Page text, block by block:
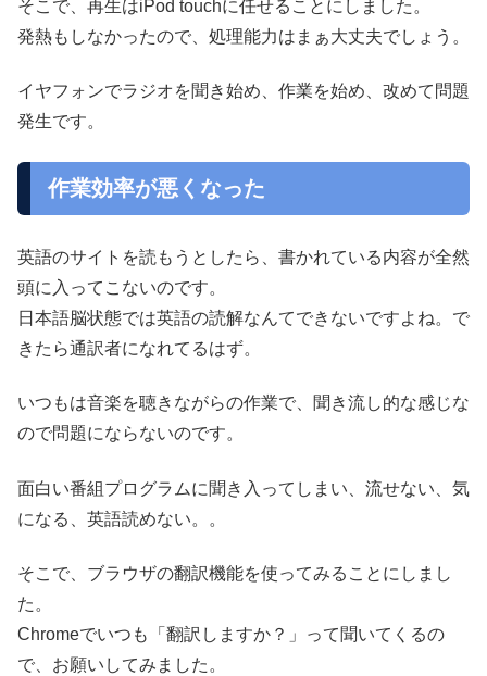
そこで、再生はiPod touchに任せることにしました。
発熱もしなかったので、処理能力はまぁ大丈夫でしょう。
イヤフォンでラジオを聞き始め、作業を始め、改めて問題
発生です。
作業効率が悪くなった
英語のサイトを読もうとしたら、書かれている内容が全然
頭に入ってこないのです。
日本語脳状態では英語の読解なんてできないですよね。で
きたら通訳者になれてるはず。
いつもは音楽を聴きながらの作業で、聞き流し的な感じな
ので問題にならないのです。
面白い番組プログラムに聞き入ってしまい、流せない、気
になる、英語読めない。。
そこで、ブラウザの翻訳機能を使ってみることにしまし
た。
Chromeでいつも「翻訳しますか？」って聞いてくるの
で、お願いしてみました。